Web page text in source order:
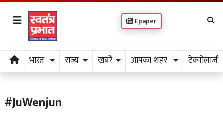
Epaper
भारत राज्य खबरें आपका शहर टेक्नोलाजी
#JuWenjun